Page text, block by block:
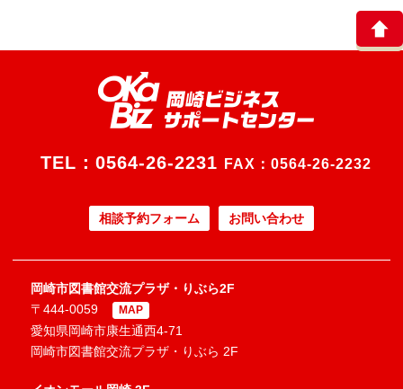
TEL： 0564-26-2231 FAX：0564-26-2232
相談予約フォーム お問い合わせ
岡崎市図書館交流プラザ・りぶら2F
〒444-0059
MAP
愛知県岡崎市康生通西4-71
岡崎市図書館交流プラザ・りぶら 2F